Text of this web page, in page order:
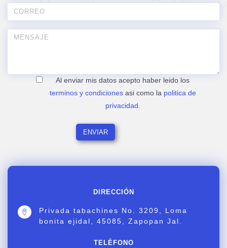
DIRECCIÓN
Privada tabachines No. 3209, Loma
bonita ejidal, 45085, Zapopan Jal.
TELÉFONO
Al enviar mis datos acepto haber leido los
terminos y condicionesasi como la politica de
privacidad